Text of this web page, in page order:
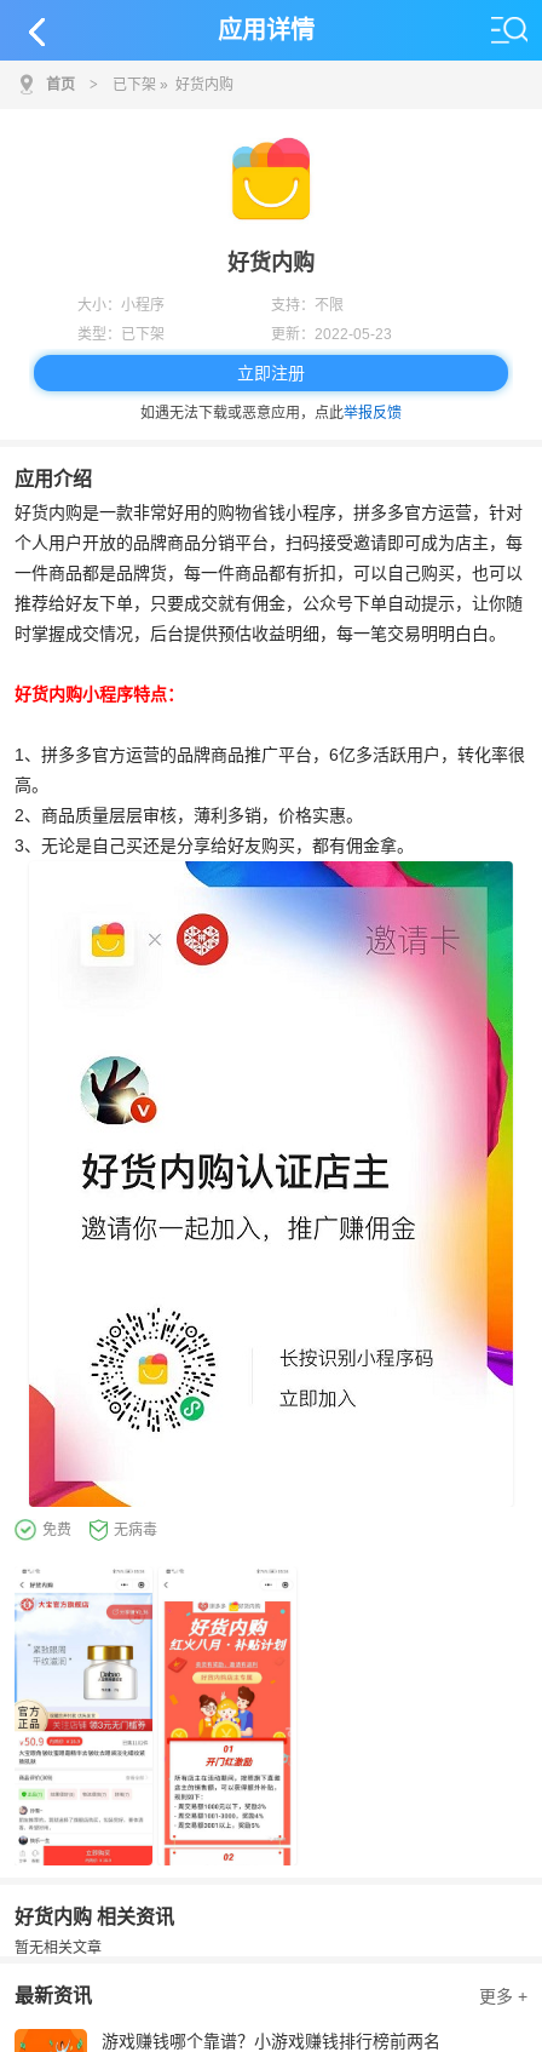
应用详情
首页 > 已下架 » 好货内购
好货内购
大小： 小程序 支持： 不限
类型：
已下架 更新： 2022-05-23
立即注册
如遇无法下载或恶意应用，点此举报反馈
应用介绍
好货内购是一款非常好用的购物省钱小程序，拼多多官方运营，针对
个人用户开放的品牌商品分销平台，扫码接受邀请即可成为店主，每
一件商品都是品牌货，每一件商品都有折扣，可以自己购买，也可以
推荐给好友下单，只要成交就有佣金，公众号下单自动提示，让你随
时掌握成交情况，后台提供预估收益明细，每一笔交易明明白白。
好货内购小程序特点：
1、拼多多官方运营的品牌商品推广平台，6亿多活跃用户，转化率很
高。
2、商品质量层层审核，薄利多销，价格实惠。
3、无论是自己买还是分享给好友购买，都有佣金拿。
免费 无病毒
好货内购 相关资讯
暂无相关文章
最新资讯 更多 +
游戏赚钱哪个靠谱？小游戏赚钱排行榜前两名